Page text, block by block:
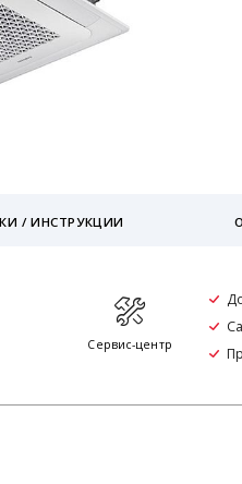
/ ИНСТРУКЦИИ
Сервис-центр